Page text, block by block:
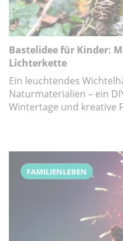
Bastelidee für Kinder:
Lichterkette
Ein leuchtendes
Naturmaterialien – ein
Wintertage und kreative
FAMILIENLEBEN